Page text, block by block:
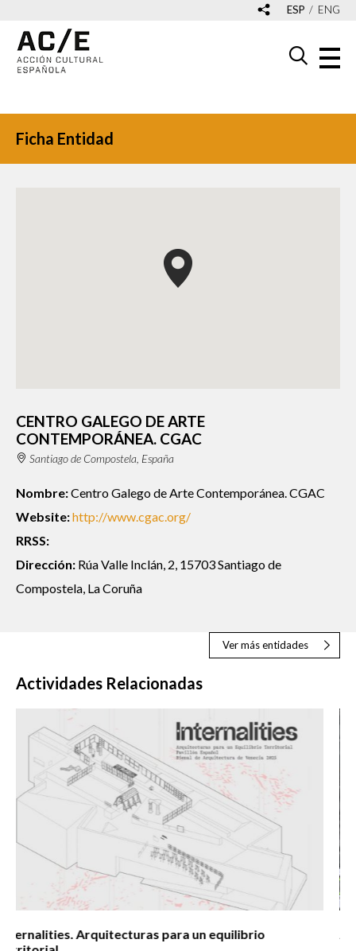
ESP ENG
Ficha Entidad
CENTRO GALEGO DE ARTE
CONTEMPORÁNEA. CGAC
Santiago de Compostela, España
Nombre:Centro Galego de Arte Contemporánea. CGAC
Website:http://www.cgac.org/
RRSS:
Dirección: Rúa Valle Inclán, 2, 15703 Santiago de
Compostela, La Coruña
Ver más entidades
Actividades Relacionadas
Juan Uslé. Soñé que revelabas